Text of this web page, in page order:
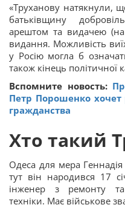
«Труханову натякнули,
батьківщину
арештом та видачею
видання. Можливість
у Росію могла б
також кінець політичної
Вспомните новость:
Петр Порошенко
гражданства
Хто такий
Одеса для мера
тут він народився 17
інженер з ремонту та
техніки. Має військове